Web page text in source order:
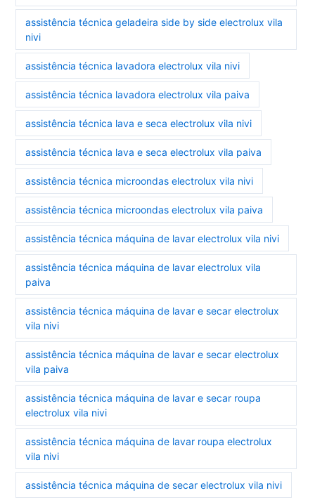
assistência técnica geladeira side by side electrolux vila
nivi
assistência técnica lavadora electrolux vila nivi
assistência técnica lavadora electrolux vila paiva
assistência técnica lava e seca electrolux vila nivi
assistência técnica lava e seca electrolux vila paiva
assistência técnica microondas electrolux vila nivi
assistência técnica microondas electrolux vila paiva
assistência técnica máquina de lavar electrolux vila nivi
assistência técnica máquina de lavar electrolux vila
paiva
assistência técnica máquina de lavar e secar electrolux
vila nivi
assistência técnica máquina de lavar e secar electrolux
vila paiva
assistência técnica máquina de lavar e secar roupa
electrolux vila nivi
assistência técnica máquina de lavar roupa electrolux
vila nivi
assistência técnica máquina de secar electrolux vila nivi